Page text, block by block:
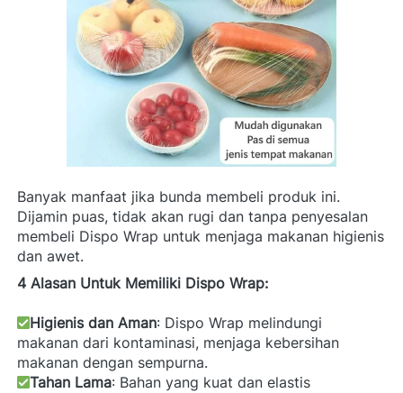
Banyak manfaat jika bunda membeli produk ini.
Dijamin puas, tidak akan rugi dan tanpa penyesalan
membeli Dispo Wrap untuk menjaga makanan higienis
dan awet.
4 Alasan Untuk Memiliki Dispo Wrap:
Higienis dan Aman: Dispo Wrap melindungi
makanan dari kontaminasi, menjaga kebersihan
makanan dengan sempurna.
Tahan Lama: Bahan yang kuat dan elastis